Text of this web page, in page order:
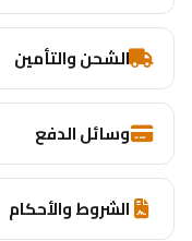
الشحن والتأمين
وسائل الدفع
الشروط والأحكام